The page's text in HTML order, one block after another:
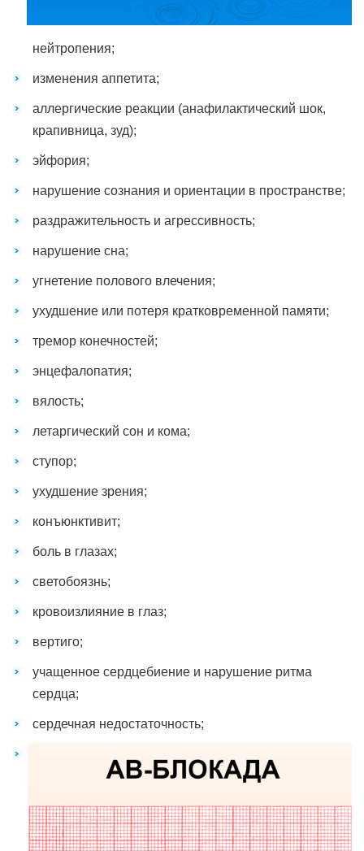
нейтропения;
изменения аппетита;
аллергические реакции (анафилактический шок,
крапивница, зуд);
эйфория;
нарушение сознания и ориентации в пространстве;
раздражительность и агрессивность;
нарушение сна;
угнетение полового влечения;
ухудшение или потеря кратковременной памяти;
тремор конечностей;
энцефалопатия;
вялость;
летаргический сон и кома;
ступор;
ухудшение зрения;
конъюнктивит;
боль в глазах;
светобоязнь;
кровоизлияние в глаз;
вертиго;
учащенное сердцебиение и нарушение ритма
сердца;
сердечная недостаточность;